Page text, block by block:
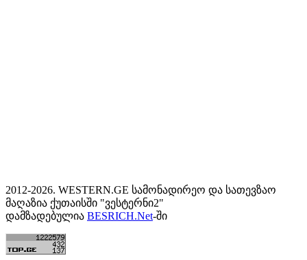
2012-2026. WESTERN.GE სამონადირეო და სათევზაო
მაღაზია ქუთაისში "ვესტერნი2"
დამზადებულია BESRICH.Net-ში